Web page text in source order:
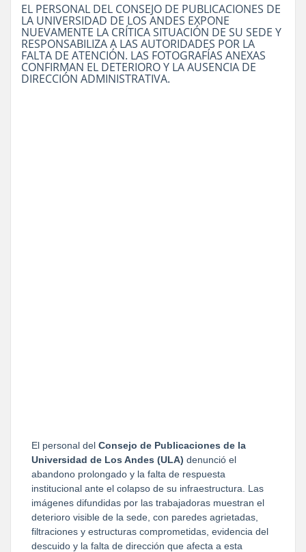
EL PERSONAL DEL CONSEJO DE PUBLICACIONES DE
LA UNIVERSIDAD DE LOS ANDES EXPONE
NUEVAMENTE LA CRÍTICA SITUACIÓN DE SU SEDE Y
RESPONSABILIZA A LAS AUTORIDADES POR LA
FALTA DE ATENCIÓN. LAS FOTOGRAFÍAS ANEXAS
CONFIRMAN EL DETERIORO Y LA AUSENCIA DE
DIRECCIÓN ADMINISTRATIVA.
El personal del Consejo de Publicaciones de la
Universidad de Los Andes (ULA) denunció el
abandono prolongado y la falta de respuesta
institucional ante el colapso de su infraestructura. Las
imágenes difundidas por las trabajadoras muestran el
deterioro visible de la sede, con paredes agrietadas,
filtraciones y estructuras comprometidas, evidencia del
descuido y la falta de dirección que afecta a esta